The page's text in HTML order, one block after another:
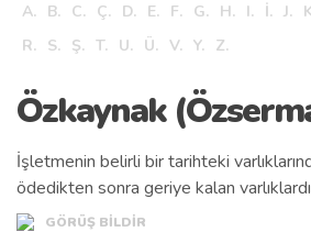
A. B. C. Ç. D. E. F. G. H. I. İ. J.
R.
S. Ş. T. U. Ü. V. Y. Z.
Özkaynak
İşletmenin belirli bir tarihteki
ödedikten sonra geriye kalan
GÖRÜŞ BİLDİR